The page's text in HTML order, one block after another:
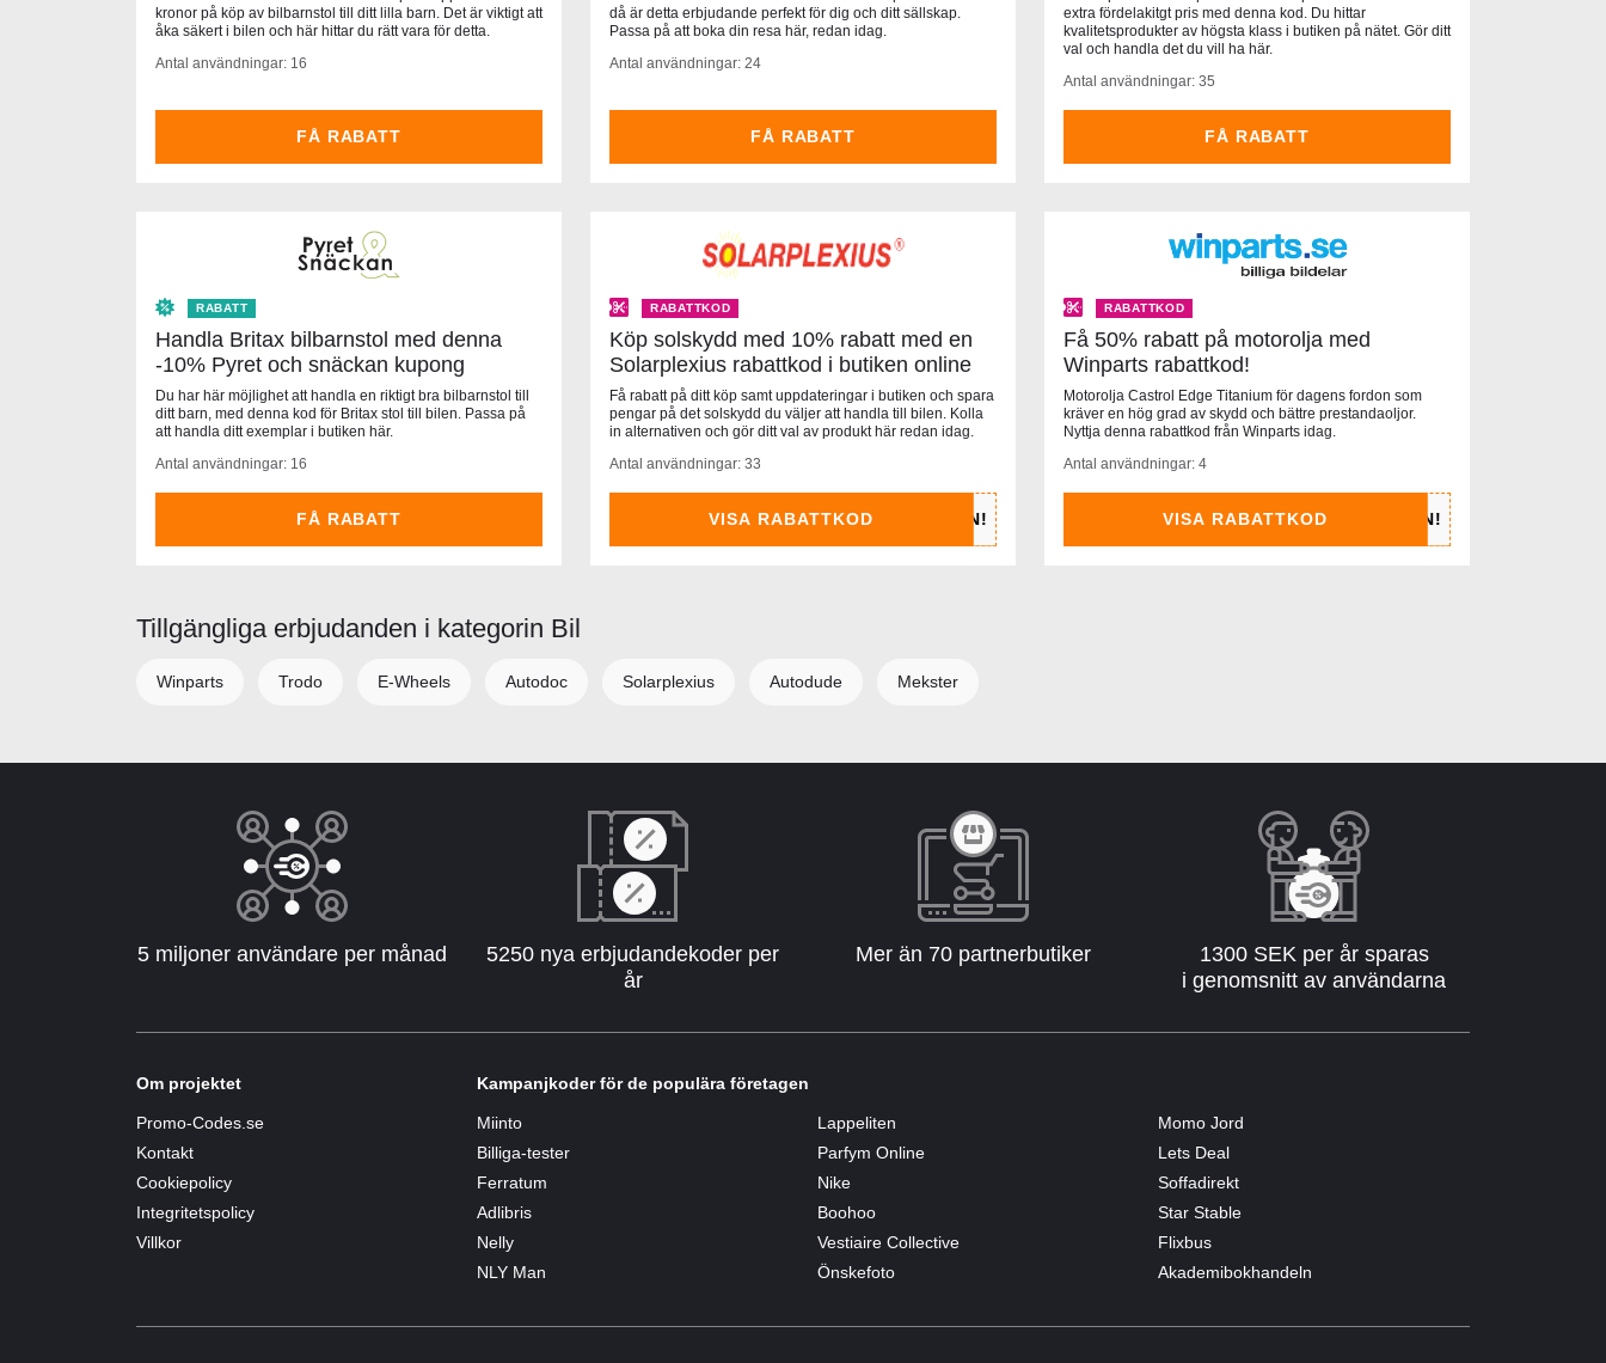
kronor på köp av bilbarnstol till ditt lilla barn. Det är viktigt att
åka säkert i bilen och här hittar du rätt vara för detta.
Antal användningar: 16
FÅ RABATT
då är detta erbjudande perfekt för dig och ditt sällskap.
Passa på att boka din resa här, redan idag.
Antal användningar: 24
FÅ RABATT
extra fördelakitgt pris med denna kod. Du hittar
kvalitetsprodukter av högsta klass i butiken på nätet. Gör ditt
val och handla det du vill ha här.
Antal användningar: 35
FÅ RABATT
RABATT
Handla Britax bilbarnstol med denna
-10% Pyret och snäckan kupong
Du har här möjlighet att handla en riktigt bra bilbarnstol till
ditt barn, med denna kod för Britax stol till bilen. Passa på
att handla ditt exemplar i butiken här.
Antal användningar: 16
FÅ RABATT
RABATTKOD
Köp solskydd med 10% rabatt med en
Solarplexius rabattkod i butiken online
Få rabatt på ditt köp samt uppdateringar i butiken och spara
pengar på det solskydd du väljer att handla till bilen. Kolla
in alternativen och gör ditt val av produkt här redan idag.
Antal användningar: 33
VISA RABATTKOD
RABATTKOD
Få 50% rabatt på motorolja med
Winparts rabattkod!
Motorolja Castrol Edge Titanium för dagens fordon som
kräver en hög grad av skydd och bättre prestandaoljor.
Nyttja denna rabattkod från Winparts idag.
Antal användningar: 4
VISA RABATTKOD
Tillgängliga erbjudanden i kategorin Bil
Winparts Trodo E-Wheels Autodoc Solarplexius Autodude Mekster
5 miljoner användare per månad
5250 nya erbjudandekoder per
år
Mer än 70 partnerbutiker
1300 SEK per år sparas
i genomsnitt av användarna
Om projektet
Promo-Codes.se
Kontakt
Cookiepolicy
Integritetspolicy
Villkor
Kampanjkoder för de populära företagen
Miinto
Billiga-tester
Ferratum
Adlibris
Nelly
NLY Man
Lappeliten
Parfym Online
Nike
Boohoo
Vestiaire Collective
Önskefoto
Momo Jord
Lets Deal
Soffadirekt
Star Stable
Flixbus
Akademibokhandeln